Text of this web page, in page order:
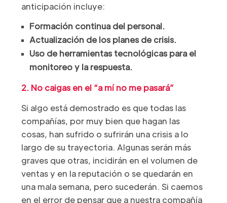
anticipación incluye:
Formación continua del personal.
Actualización de los planes de crisis.
Uso de herramientas tecnológicas para el
monitoreo y la respuesta.
2. No caigas en el “a mí no me pasará”
Si algo está demostrado es que todas las
compañías, por muy bien que hagan las
cosas, han sufrido o sufrirán una crisis a lo
largo de su trayectoria. Algunas serán más
graves que otras, incidirán en el volumen de
ventas y en la reputación o se quedarán en
una mala semana, pero sucederán. Si caemos
en el error de pensar que a nuestra compañía